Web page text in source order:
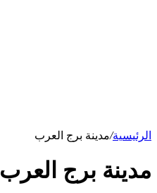
الرئيسية/مدينة برج العرب
مدينة برج العرب